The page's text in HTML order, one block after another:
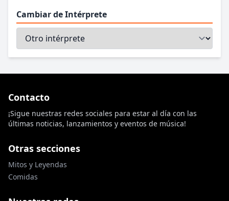
Cambiar de Intérprete
Contacto
¡Sigue nuestras redes sociales para estar al día con las
últimas noticias, lanzamientos y eventos de música!
Otras secciones
Mitos y Leyendas
Comidas